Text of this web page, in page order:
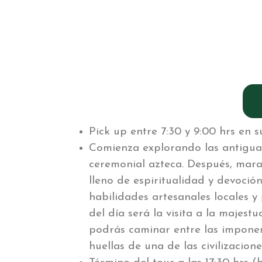
Pick up entre 7:30 y 9:00 hrs en
Comienza explorando las
ceremonial azteca. Después,
lleno de espiritualidad y
habilidades artesanales locales
del día será la visita a la
podrás caminar entre las
huellas de una de las